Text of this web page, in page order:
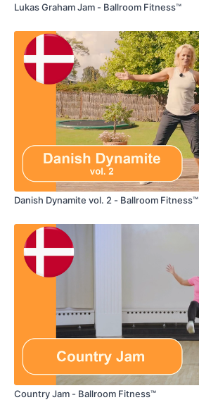
Lukas Graham Jam - Ballroom Fitness™
Danish Dynamite vol. 2 - Ballroom Fitness™
Country Jam - Ballroom Fitness™